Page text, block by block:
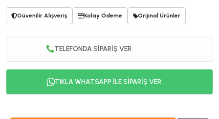
Güvenilir Alışveriş Kolay Ödeme Orijinal Ürünler
TELEFONDA SİPARİŞ VER
TIKLA WHATSAPP İLE SİPARİŞ VER